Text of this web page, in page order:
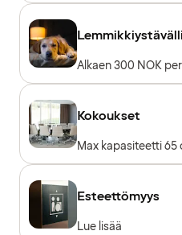
Alkaen 300 NOK
Kokoukset
Max kapasiteetti 65
Esteettömyys
Lue lisää